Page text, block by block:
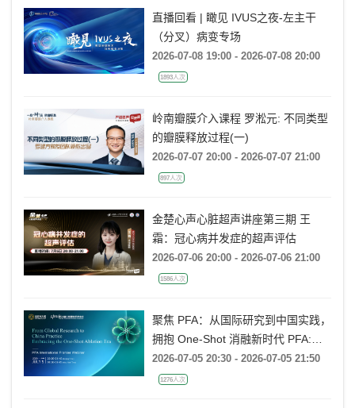
直播回看 | 瞰见 IVUS之夜-左主干
（分叉）病变专场
2026-07-08 19:00 - 2026-07-08 20:00
1893人次
岭南瓣膜介入课程 罗淞元: 不同类型
的瓣膜释放过程(一)
2026-07-07 20:00 - 2026-07-07 21:00
897人次
金楚心声心脏超声讲座第三期 王
霜：冠心病并发症的超声评估
2026-07-06 20:00 - 2026-07-06 21:00
1586人次
聚焦 PFA：从国际研究到中国实践，
拥抱 One-Shot 消融新时代 PFA:
From Global Research to China
Practice, Embracing the One-Shot
2026-07-05 20:30 - 2026-07-05 21:50
1276人次